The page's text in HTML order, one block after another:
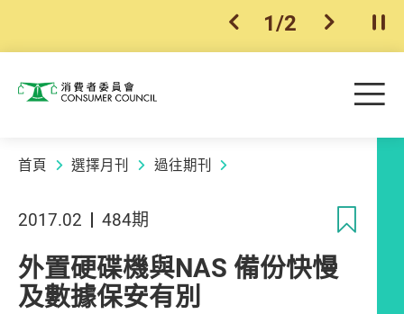
上一個
1/2 下一個開
消費者委員會 目
首頁 選擇月刊 過往期刊
2017.02 484期
外置硬碟機與NAS 備份快慢
及數據保安有別